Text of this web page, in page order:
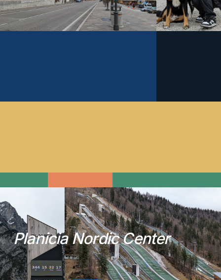
PlaniciaNordicCenter